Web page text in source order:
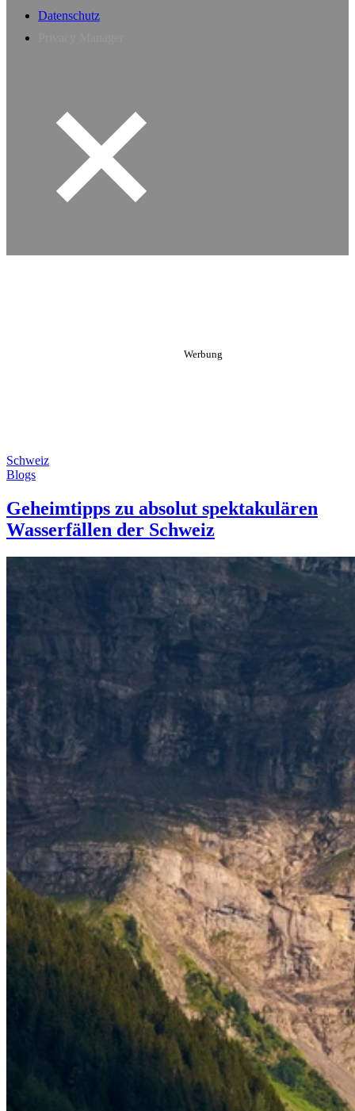
Datenschutz
Schweiz
Blogs
Geheimtipps zu absolut spektakulären
Wasserfällen der Schweiz